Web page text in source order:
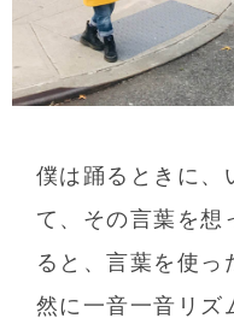
僕は踊るときに、
て、その言葉を想
ると、言葉を使っ
然に一音一音リズ